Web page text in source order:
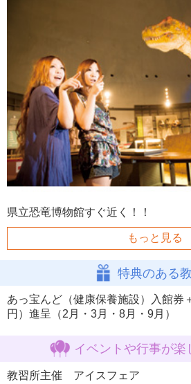
県立恐竜博物館すぐ近く！！
もっと見る
特典のある
あっ宝んど（健康保養施設）入館券
円）進呈（2月・3月・8月・9月）
イベントや行事が楽
教習所主催 アイスフェア